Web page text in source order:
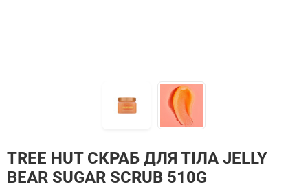
TREE HUT СКРАБ ДЛЯ ТІЛА JELLY
BEAR SUGAR SCRUB 510G